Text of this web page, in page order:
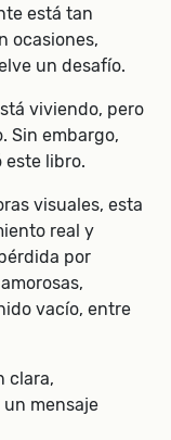
está tan
ocasiones,
un desafío.
viviendo, pero
Sin embargo,
este libro.
visuales, esta
real y
por
vacío, entre
clara,
mensaje